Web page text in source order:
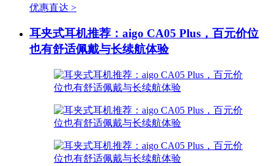
优惠直达 >
耳夹式耳机推荐：aigo CA05 Plus，百元价位
也有舒适佩戴与长续航体验